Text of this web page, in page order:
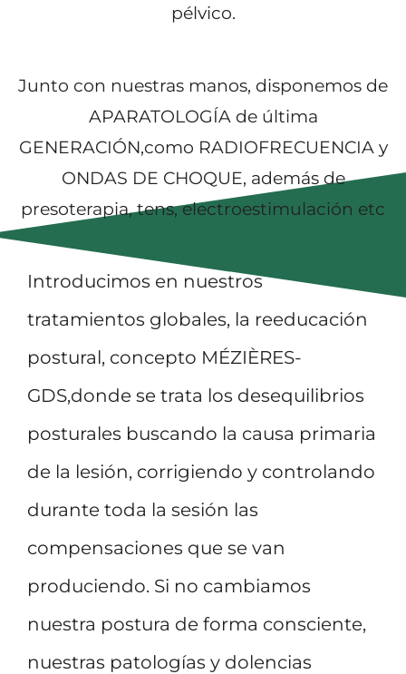
pélvico.
Junto con nuestras manos, disponemos de
APARATOLOGÍA de última
GENERACIÓN,como RADIOFRECUENCIA y
ONDAS DE CHOQUE, además de
presoterapia, tens, electroestimulación etc
Introducimos en nuestros
tratamientos globales, la reeducación
postural, concepto MÉZIÈRES-
GDS,donde se trata los desequilibrios
posturales buscando la causa primaria
de la lesión, corrigiendo y controlando
durante toda la sesión las
compensaciones que se van
produciendo. Si no cambiamos
nuestra postura de forma consciente,
nuestras patologías y dolencias